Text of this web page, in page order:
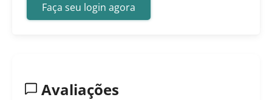
Faça seu login agora
Avaliações